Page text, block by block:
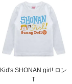
Kid's SHONAN girl! ロン
T